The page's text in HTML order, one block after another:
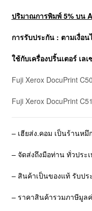
ปริมาณการพิมพ์ 5% บน
การรับประกัน : ตามเงื่อ
ใช้กับเครื่องปริ้นเตอร์ เล
Fuji Xerox DocuPrint
Fuji Xerox DocuPrint
– เฮียส่ง.คอม เป็นร้านห
– จัดส่งถึงมือท่าน ทั่วประ
– สินค้าเป็นของแท้ รับปร
– ราคาสินค้ารวมภาษีมูล